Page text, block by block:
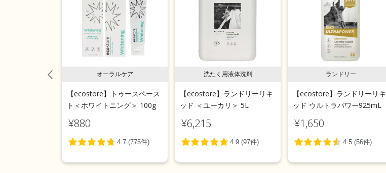
オーラルケア
【ecostore】トゥースペース
ト＜ホワイトニング＞ 100g
¥880
洗たく用液体洗剤
【ecostore】ランドリーリキ
ッド ＜ユーカリ＞ 5L
¥6,215
ランドリー
【ecostore】ランドリーリキ
ッド ウルトラパワー925mL
¥1,650